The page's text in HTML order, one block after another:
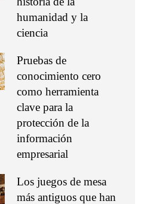
humanidad y la
ciencia
Pruebas de
conocimiento cero
como herramienta
clave para la
protección de la
información
empresarial
Los juegos de mesa
más antiguos que han